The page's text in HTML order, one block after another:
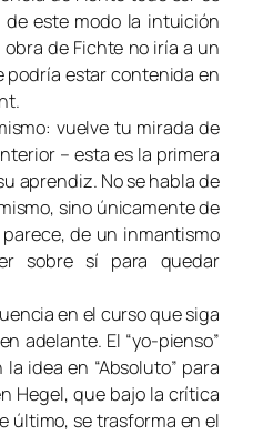
de este modo la intuición
de Fichte no iría a un
podría estar contenida en
vuelve tu mirada de
– esta es la primera
aprendiz. No se habla de
sino únicamente de
de un inmantismo
sobre sí para quedar
en el curso que siga
adelante. El “yo-pienso”
idea en “Absoluto” para
Hegel, que bajo la crítica
último, se trasforma en el